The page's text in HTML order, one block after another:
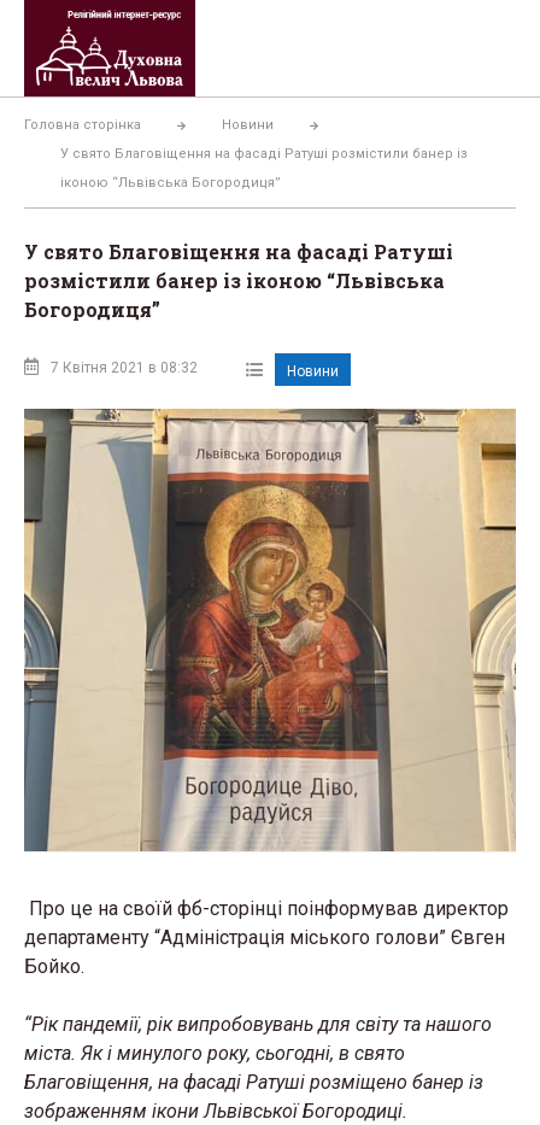
Перейти
вмісту
Головна сторінка
Новини
У свято Благовіщення на фасаді Ратуші розмістили банер із
іконою “Львівська Богородиця”
У свято Благовіщення на фасаді Ратуші
розмістили банер із іконою “Львівська
Богородиця”
7 Квітня 2021 в 08:32 Новини
Про це на своїй фб-сторінці поінформував директор
департаменту “Адміністрація міського голови” Євген
Бойко.
“Рік пандемії, рік випробовувань для світу та нашого
міста. Як і минулого року, сьогодні, в свято
Благовіщення, на фасаді Ратуші розміщено банер із
зображенням ікони Львівської Богородиці.